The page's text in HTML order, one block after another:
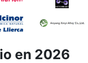
en 2026